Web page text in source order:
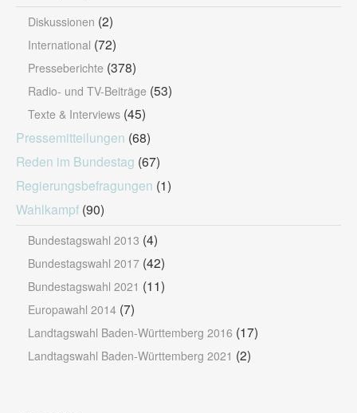
Diskussionen (2)
International (72)
Presseberichte (378)
Radio- und TV-Beiträge (53)
Texte & Interviews (45)
Pressemitteilungen (68)
Reden im Bundestag (67)
Regierungsbefragungen (1)
Wahlkampf (90)
Bundestagswahl 2013 (4)
Bundestagswahl 2017 (42)
Bundestagswahl 2021 (11)
Europawahl 2014 (7)
Landtagswahl Baden-Württemberg 2016 (17)
Landtagswahl Baden-Württemberg 2021 (2)